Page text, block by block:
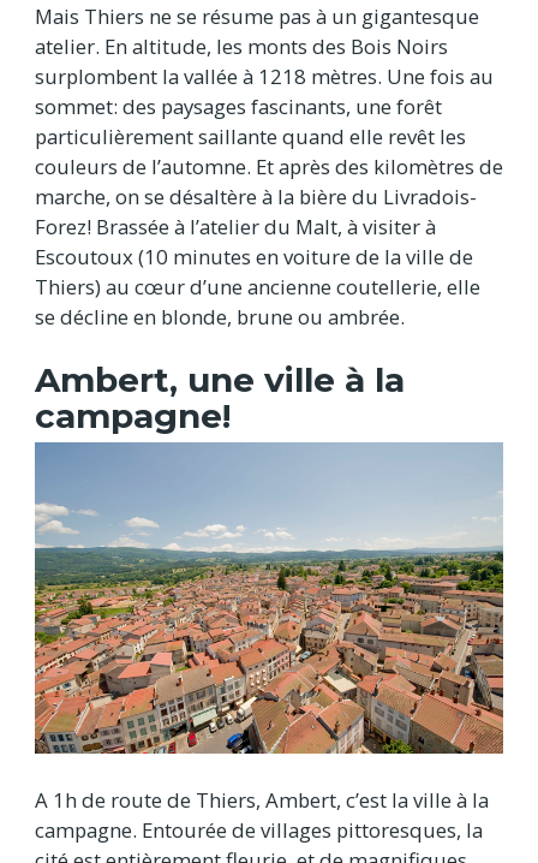
Mais Thiers ne se résume pas à un gigantesque
atelier. En altitude, les monts des Bois Noirs
surplombent la vallée à 1218 mètres. Une fois au
sommet: des paysages fascinants, une forêt
particulièrement saillante quand elle revêt les
couleurs de l’automne. Et après des kilomètres de
marche, on se désaltère à la bière du Livradois-
Forez! Brassée à l’atelier du Malt, à visiter à
Escoutoux (10 minutes en voiture de la ville de
Thiers) au cœur d’une ancienne coutellerie, elle
se décline en blonde, brune ou ambrée.
Ambert, une ville à la
campagne!
A 1h de route de Thiers, Ambert, c’est la ville à la
campagne. Entourée de villages pittoresques, la